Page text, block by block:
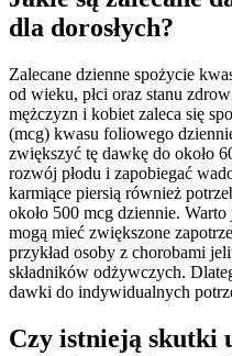
dla dorosłych?
Zalecane dzienne spożycie
od wieku, płci oraz stanu
mężczyzn i kobiet zaleca się
(mcg) kwasu foliowego
zwiększyć tę dawkę do około
rozwój płodu i zapobiegać
karmiące piersią również
około 500 mcg dziennie.
mogą mieć zwiększone
przykład osoby z chorobami
składników odżywczych.
dawki do indywidualnych
Czy istnieją skutki